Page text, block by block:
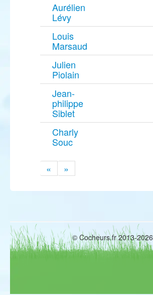
Aurélien
Lévy
Louis
Marsaud
Julien
Piolain
Jean-
philippe
Siblet
Charly
Souc
« »
© Cocheurs.fr 2013-2026